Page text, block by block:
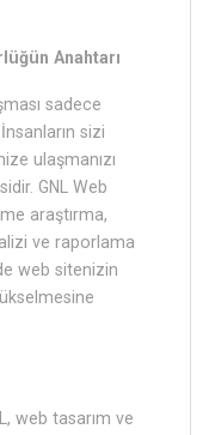
Anahtarı
sadece
sizi
ulaşmanızı
GNL Web
araştırma,
ve raporlama
web sitenizin
web tasarım ve